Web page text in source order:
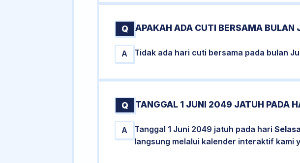
Q APAKAH ADA CUTI BERSAMA BULAN
A Tidak ada hari cuti bersama pada bulan
Q TANGGAL 1 JUNI 2049 JATUH PADA
A Tanggal 1 Juni 2049 jatuh pada hari Selasa
langsung melalui kalender interaktif kami